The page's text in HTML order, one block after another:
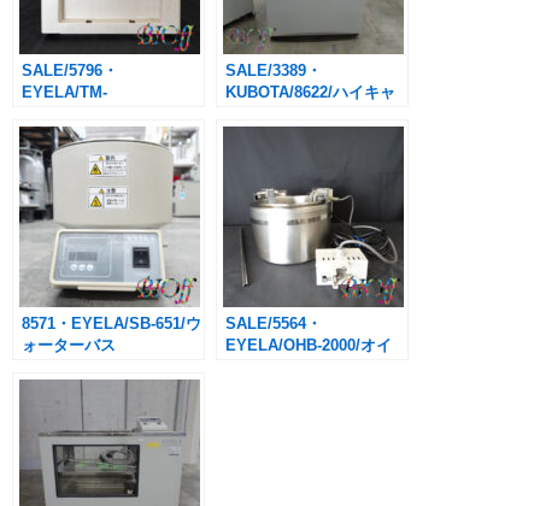
SALE/5796・
EYELA/TM-
EYELA BATH SB-10付
き/￥7,700→￥3,850-(税
込・送料別途)
SALE/3389・
KUBOTA/8622/ハイキャ
8571・EYELA/SB-651/ウ
ォーターバス
SALE/5564・
EYELA/OHB-2000/オイ